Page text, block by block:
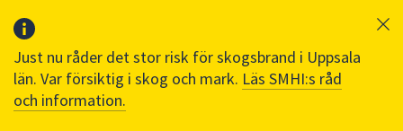
Just nu råder det stor risk för skogsbrand i Uppsala
län. Var försiktig i skog och mark. Läs SMHI:s råd
och information.